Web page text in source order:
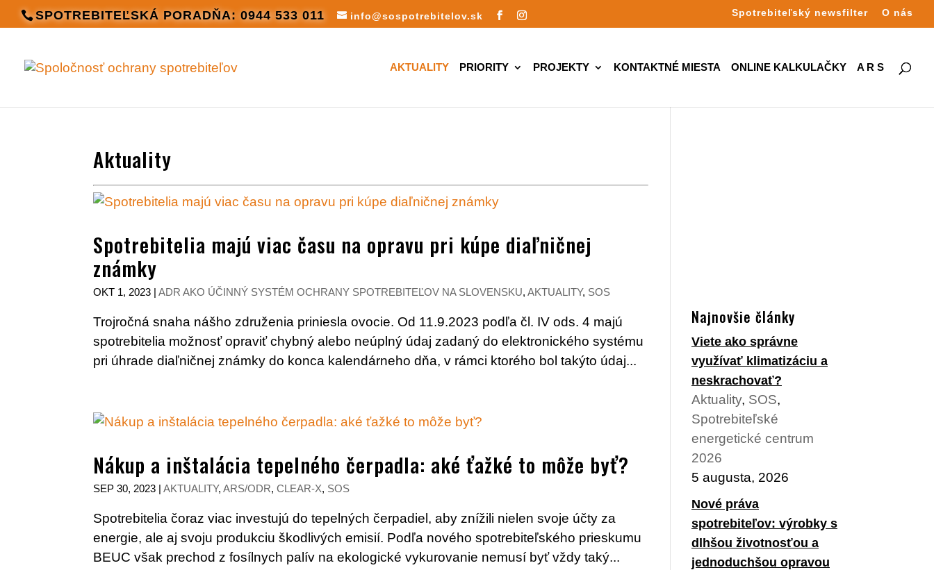
SPOTREBITEĽSKÁ PORADŇA: 0944 533 011 info@sospotrebitelov.sk Spotrebiteľský newsfilter O nás
AKTUALITY PRIORITY PROJEKTY KONTAKTNÉ MIESTA ONLINE KALKULAČKY A R S
Aktuality
Spotrebitelia majú viac času na opravu pri kúpe diaľničnej
známky
OKT 1, 2023 |ADR AKO ÚČINNÝ SYSTÉM OCHRANY SPOTREBITEĽOV NA SLOVENSKU,AKTUALITY, SOS
Trojročná snaha nášho združenia priniesla ovocie. Od 11.9.2023 podľa čl. IV ods. 4 majú
spotrebitelia možnosť opraviť chybný alebo neúplný údaj zadaný do elektronického systému
pri úhrade diaľničnej známky do konca kalendárneho dňa, v rámci ktorého bol takýto údaj...
Nákup a inštalácia tepelného čerpadla: aké ťažké to môže byť?
SEP 30, 2023 |AKTUALITY,ARS/ODR,CLEAR-X, SOS
Spotrebitelia čoraz viac investujú do tepelných čerpadiel, aby znížili nielen svoje účty za
energie, ale aj svoju produkciu škodlivých emisií. Podľa nového spotrebiteľského prieskumu
BEUC však prechod z fosílnych palív na ekologické vykurovanie nemusí byť vždy taký...
Najnovšie články
Viete ako správne
využívať klimatizáciu a
neskrachovať?
Aktuality, SOS,
Spotrebiteľské
energetické centrum
2026
5 augusta, 2026
Nové práva
spotrebiteľov: výrobky s
dlhšou životnosťou a
jednoduchšou opravou